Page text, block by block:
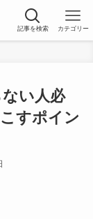
記事を検索 カテゴリー
い人必
すポイン